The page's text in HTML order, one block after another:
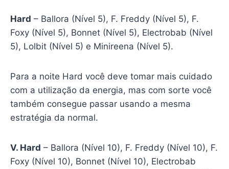
Hard – Ballora (Nível 5), F. Freddy (Nível 5), F.
Foxy (Nível 5), Bonnet (Nível 5), Electrobab (Nível
5), Lolbit (Nível 5) e Minireena (Nível 5).
Para a noite Hard você deve tomar mais cuidado
com a utilização da energia, mas com sorte você
também consegue passar usando a mesma
estratégia da normal.
V. Hard – Ballora (Nível 10), F. Freddy (Nível 10), F.
Foxy (Nível 10), Bonnet (Nível 10), Electrobab